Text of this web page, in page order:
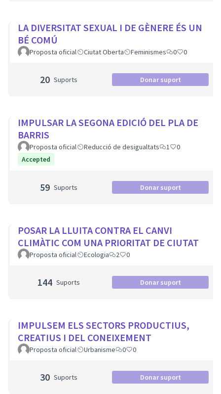
LA DIVERSITAT SEXUAL I DE GÈNERE ÉS UN
BÉ COMÚ
Proposta oficial Ciutat Oberta Feminismes 0 0
20 Suports Donar suport
IMPULSAR LA SEGONA EDICIÓ DEL PLA DE
BARRIS
Proposta oficial Reducció de desigualtats 1
0
Accepted
59 Suports Donar suport
POSAR LA LLUITA CONTRA EL CANVI
CLIMÀTIC COM UNA PRIORITAT DE CIUTAT
Proposta oficial Ecologia 2 0
144 Suports Donar suport
IMPULSEM ELS SECTORS PRODUCTIUS,
CREATIUS I DEL CONEIXEMENT
Proposta oficial Urbanisme 0 0
30 Suports Donar suport